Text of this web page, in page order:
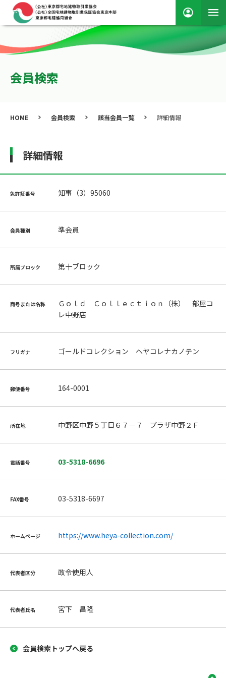
会員検索
HOME 会員検索 該当会員一覧 詳細情報
詳細情報
免許証番号 知事（3）95060
会員種別 準会員
所属ブロック 第十ブロック
商号または名称
Ｇｏｌｄ Ｃｏｌｌｅｃｔｉｏｎ（株） 部屋コ
レ中野店
フリガナ ゴールドコレクション ヘヤコレナカノテン
郵便番号 164-0001
所在地 中野区中野５丁目６７－７ プラザ中野２Ｆ
電話番号 03-5318-6696
FAX番号 03-5318-6697
ホームページ https://www.heya-collection.com/
代表者区分 政令使用人
代表者氏名 宮下 昌隆
会員検索トップへ戻る